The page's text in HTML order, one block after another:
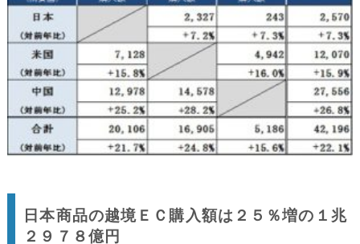
日本商品の越境ＥＣ購入額は２５％増の１兆
２９７８億円